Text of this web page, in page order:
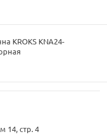
KROKS KNA24-
14, стр. 4